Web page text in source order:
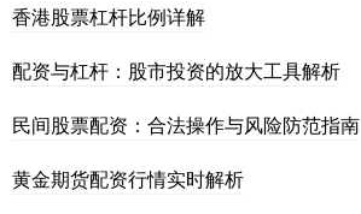
香港股票杠杆比例详解
配资与杠杆：股市投资的放大工具解析
民间股票配资：合法操作与风险防范指南
黄金期货配资行情实时解析